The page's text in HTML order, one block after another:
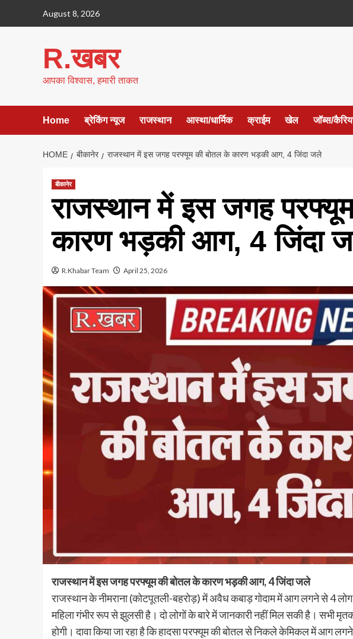
August 8, 2026
R.खबर
आपका विश्वास, हमारी ताकत
Home ब्रेकिंग न्यूज राजस्थान आस्था/धार्मिक क्राईम खेल जॉब्स/
HOME बीकानेर राजस्थान में इस जगह परफ्यूम की बोतल के कारण भड़की आग, 4 जिंदा जले
बीकानेर
राजस्थान में इस जगह
कारण भड़की आग, 4 जिंदा
R.Khabar Team April 25, 2026
राजस्थान में इस जगह परफ्यूम की बोतल के कारण भड़की आग, 4 जिंदा जले
राजस्थान के नीमराना (कोटपूतली-बहरोड़) में अवैध कबाड़ गोदाम में आग लगने से 4
महिला गंभीर रूप से झुलसी है। दो लोगों के बारे में जानकारी नहीं मिल सकी है। सभी
होगी। दावा किया जा रहा है कि हादसा परफ्यूम की बोतल से निकले केमिकल में आग